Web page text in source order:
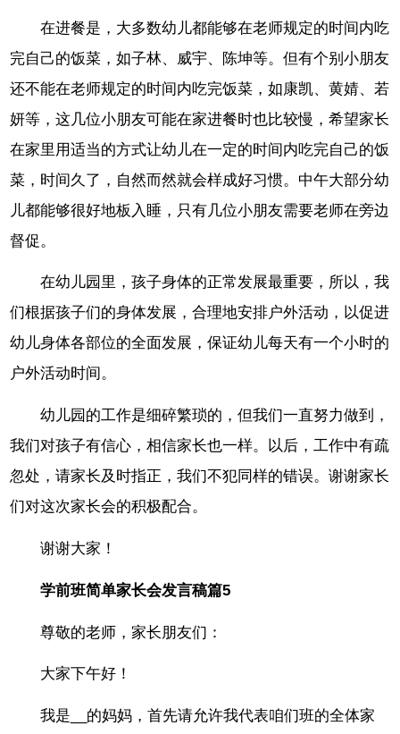
在进餐是，大多数幼儿都能够在老师规定的时间内吃
完自己的饭菜，如子林、威宇、陈坤等。但有个别小朋友
还不能在老师规定的时间内吃完饭菜，如康凯、黄婧、若
妍等，这几位小朋友可能在家进餐时也比较慢，希望家长
在家里用适当的方式让幼儿在一定的时间内吃完自己的饭
菜，时间久了，自然而然就会样成好习惯。中午大部分幼
儿都能够很好地板入睡，只有几位小朋友需要老师在旁边
督促。
在幼儿园里，孩子身体的正常发展最重要，所以，我
们根据孩子们的身体发展，合理地安排户外活动，以促进
幼儿身体各部位的全面发展，保证幼儿每天有一个小时的
户外活动时间。
幼儿园的工作是细碎繁琐的，但我们一直努力做到，
我们对孩子有信心，相信家长也一样。以后，工作中有疏
忽处，请家长及时指正，我们不犯同样的错误。谢谢家长
们对这次家长会的积极配合。
谢谢大家！
学前班简单家长会发言稿篇5
尊敬的老师，家长朋友们：
大家下午好！
我是__的妈妈，首先请允许我代表咱们班的全体家